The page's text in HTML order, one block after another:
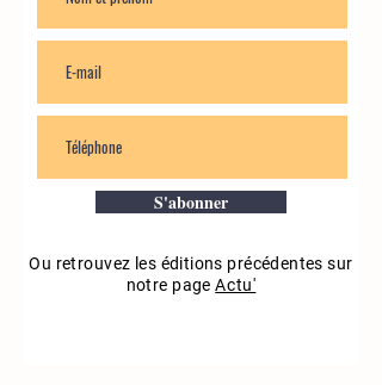
S'abonner
Ou retrouvez les éditions précédentes sur
notre pageActu'